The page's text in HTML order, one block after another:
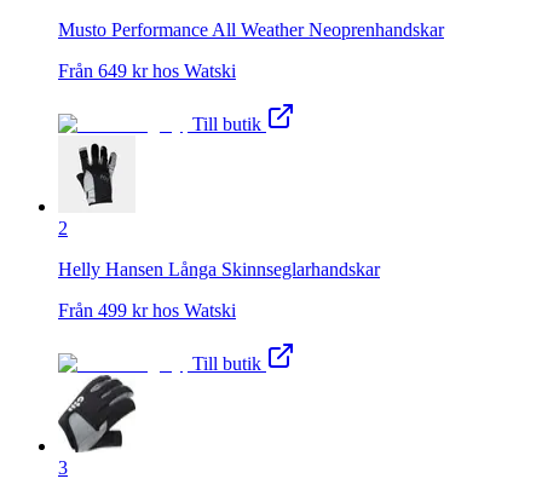
Musto Performance All Weather Neoprenhandskar
Från 649 kr hos Watski
Till butik
2
Helly Hansen Långa Skinnseglarhandskar
Från 499 kr hos Watski
Till butik
3